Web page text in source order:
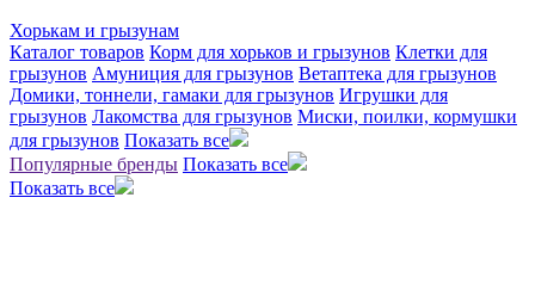
Хорькам и грызунам
Каталог товаров Корм для хорьков и грызунов Клетки для
грызунов Амуниция для грызунов Ветаптека для грызунов
Домики, тоннели, гамаки для грызунов Игрушки для
грызунов Лакомства для грызунов Миски, поилки, кормушки
для грызунов Показать все
Популярные бренды Показать все
Показать все